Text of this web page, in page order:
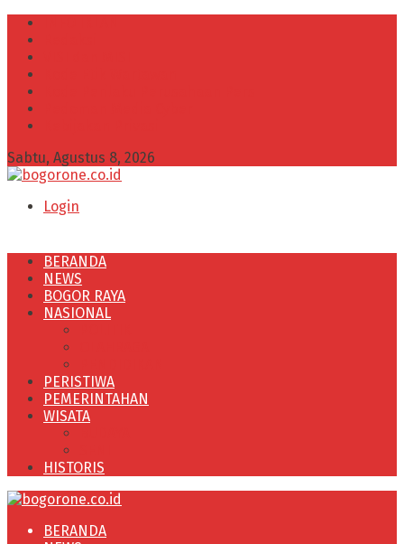
Sabtu, Agustus 8, 2026
Login
BERANDA
NEWS
BOGOR RAYA
NASIONAL
PERISTIWA
PEMERINTAHAN
WISATA
HISTORIS
BERANDA